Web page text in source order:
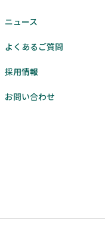
ニュース
よくあるご質問
採用情報
お問い合わせ